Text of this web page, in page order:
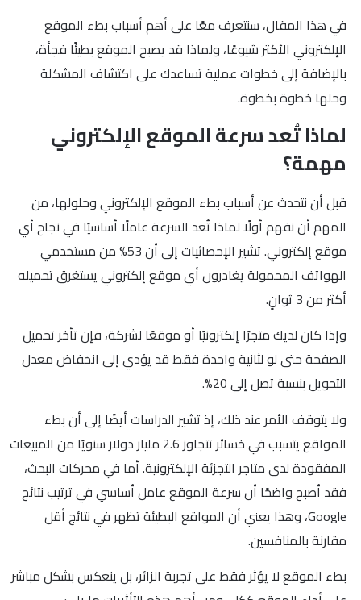
في هذا المقال، سنتعرف معًا على أهم أسباب بطء الموقع
الإلكتروني الأكثر شيوعًا، ولماذا قد يصبح الموقع بطيئًا فجأة،
بالإضافة إلى خطوات عملية تساعدك على اكتشاف المشكلة
وحلها خطوة بخطوة.
لماذا تُعد سرعة الموقع الإلكتروني
مهمة؟
قبل أن نتحدث عن أسباب بطء الموقع الإلكتروني وحلولها، من
المهم أن نفهم أولًا لماذا تُعد السرعة عاملًا أساسيًا في نجاح أي
موقع إلكتروني. تشير الإحصائيات إلى أن 53% من مستخدمي
الهواتف المحمولة يغادرون أي موقع إلكتروني يستغرق تحميله
أكثر من 3 ثوانٍ.
وإذا كان لديك متجرًا إلكترونيًا أو موقعًا لشركة، فإن تأخر تحميل
الصفحة حتى لو لثانية واحدة فقط قد يؤدي إلى انخفاض معدل
التحويل بنسبة تصل إلى 20%.
ولا يتوقف الأمر عند ذلك، إذ تشير الدراسات أيضًا إلى أن بطء
المواقع يتسبب في خسائر تتجاوز 2.6 مليار دولار سنويًا من المبيعات
المفقودة لدى متاجر التجزئة الإلكترونية. أما في محركات البحث،
فقد أصبح واضحًا أن سرعة الموقع عامل أساسي في ترتيب نتائج
Google، وهذا يعني أن المواقع البطيئة تظهر في نتائج أقل
مقارنة بالمنافسين.
بطء الموقع لا يؤثر فقط على تجربة الزائر، بل ينعكس بشكل مباشر